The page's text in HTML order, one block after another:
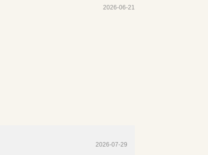
2026-06-21
2026-07-29